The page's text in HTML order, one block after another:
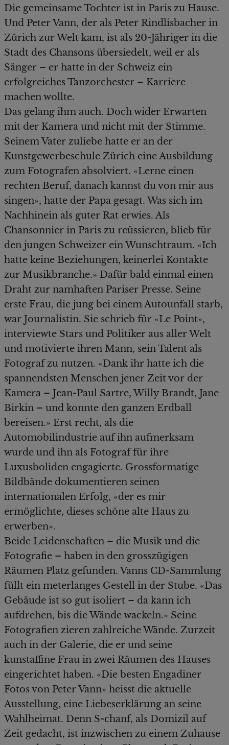
Die gemeinsame Tochter ist in Paris zu Hause.
Und Peter Vann, der als Peter Rindlisbacher in
Zürich zur Welt kam, ist als 20-Jähriger in die
Stadt des Chansons übersiedelt, weil er als
Sänger – er hatte in der Schweiz ein
erfolgreiches Tanzorchester – Karriere
machen wollte.
Das gelang ihm auch. Doch wider Erwarten
mit der Kamera und nicht mit der Stimme.
Seinem Vater zuliebe hatte er an der
Kunstgewerbeschule Zürich eine Ausbildung
zum Fotografen absolviert. «Lerne einen
rechten Beruf, danach kannst du von mir aus
singen», hatte der Papa gesagt. Was sich im
Nachhinein als guter Rat erwies. Als
Chansonnier in Paris zu reüssieren, blieb für
den jungen Schweizer ein Wunschtraum. «Ich
hatte keine Beziehungen, keinerlei Kontakte
zur Musikbranche.» Dafür bald einmal einen
Draht zur namhaften Pariser Presse. Seine
erste Frau, die jung bei einem Autounfall starb,
war Journalistin. Sie schrieb für «Le Point»,
interviewte Stars und Politiker aus aller Welt
und motivierte ihren Mann, sein Talent als
Fotograf zu nutzen. «Dank ihr hatte ich die
spannendsten Menschen jener Zeit vor der
Kamera – Jean-Paul Sartre, Willy Brandt, Jane
Birkin – und konnte den ganzen Erdball
bereisen.» Erst recht, als die
Automobilindustrie auf ihn aufmerksam
wurde und ihn als Fotograf für ihre
Luxusboliden engagierte. Grossformatige
Bildbände dokumentieren seinen
internationalen Erfolg, «der es mir
ermöglichte, dieses schöne alte Haus zu
erwerben».
Beide Leidenschaften – die Musik und die
Fotografie – haben in den grosszügigen
Räumen Platz gefunden. Vanns CD-Sammlung
füllt ein meterlanges Gestell in der Stube. «Das
Gebäude ist so gut isoliert – da kann ich
aufdrehen, bis die Wände wackeln.» Seine
Fotografien zieren zahlreiche Wände. Zurzeit
auch in der Galerie, die er und seine
kunstaffine Frau in zwei Räumen des Hauses
eingerichtet haben. «Die besten Engadiner
Fotos von Peter Vann» heisst die aktuelle
Ausstellung, eine Liebeserklärung an seine
Wahlheimat. Denn S-chanf, als Domizil auf
Zeit gedacht, ist inzwischen zu einem Zuhause